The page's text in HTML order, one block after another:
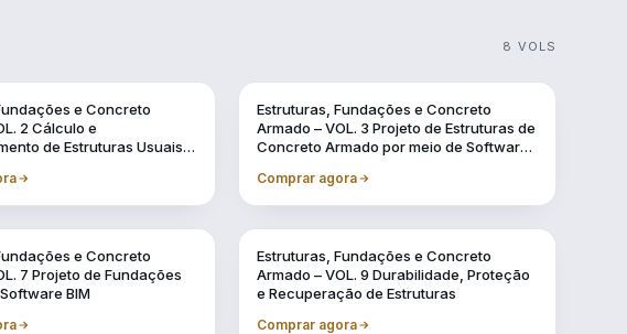
8 VOLS
e Concreto
2 Cálculo e
de Estruturas Usuais
Estruturas, Fundações e Concreto
Armado – VOL. 3 Projeto de Estruturas de
Concreto Armado por meio de Software
Comprar agora
e Concreto
7 Projeto de Fundações
BIM
Estruturas, Fundações e Concreto
Armado – VOL. 9 Durabilidade, Proteção
e Recuperação de Estruturas
Comprar agora